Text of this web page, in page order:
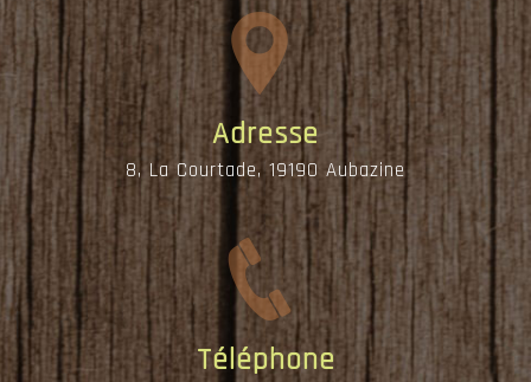
Adresse
8, La Courtade, 19190 Aubazine
Téléphone